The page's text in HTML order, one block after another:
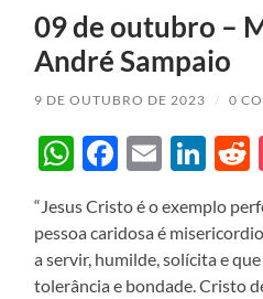
09 de outubro –
André Sampaio
9 DE OUTUBRO DE 2023 / 0
WhatsApp
Email
“Jesus Cristo é o exemplo
pessoa caridosa é
a servir, humilde, solícita e
tolerância e bondade. Cristo